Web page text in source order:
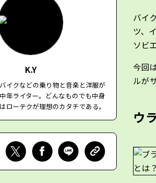
バイ
ツ、
ソビ
今回
ルが
ウ
K.Y
イクなどの乗り物と音楽と洋服が
年ライター。どんなものでも中身
ローテクが理想のカタチである。